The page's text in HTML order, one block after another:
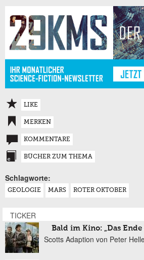
LIKE
MERKEN
KOMMENTARE
BÜCHER ZUM THEMA
Schlagworte:
GEOLOGIE MARS ROTER OKTOBER
TICKER
Bald im Kino: „Das Ende
Scotts Adaption von Peter